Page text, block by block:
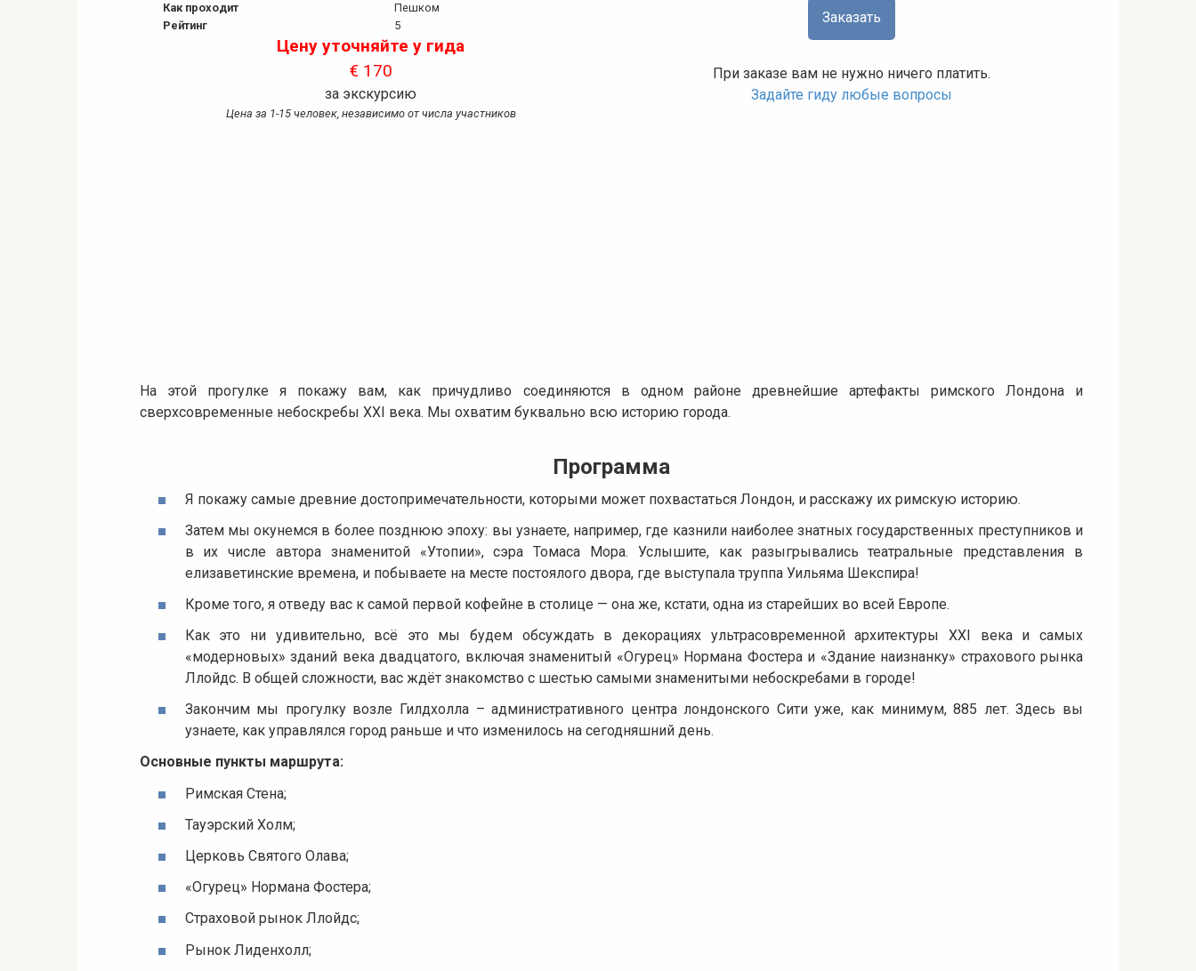
Как проходит
Пешком
Рейтинг
5
Цену уточняйте у гида
€ 170
за экскурсию
Цена за 1-15 человек, независимо от числа участников
Заказать
При заказе вам не нужно ничего платить.
Задайте гиду любые вопросы
На этой прогулке я покажу вам, как причудливо соединяются в одном районе древнейшие артефакты римского Лондона и
сверхсовременные небоскребы XXI века. Мы охватим буквально всю историю города.
Программа
Я покажу самые древние достопримечательности, которыми может похвастаться Лондон, и расскажу их римскую историю.
Затем мы окунемся в более позднюю эпоху: вы узнаете, например, где казнили наиболее знатных государственных преступников и
в их числе автора знаменитой «Утопии», сэра Томаса Мора. Услышите, как разыгрывались театральные представления в
елизаветинские времена, и побываете на месте постоялого двора, где выступала труппа Уильяма Шекспира!
Кроме того, я отведу вас к самой первой кофейне в столице — она же, кстати, одна из старейших во всей Европе.
Как это ни удивительно, всё это мы будем обсуждать в декорациях ультрасовременной архитектурыXXI века и самых
«модерновых» зданий века двадцатого, включая знаменитый «Огурец» Нормана Фостера и «Здание наизнанку» страхового рынка
Ллойдс. В общей сложности, вас ждёт знакомство с шестью самыми знаменитыми небоскребами в городе!
Закончим мы прогулку возле Гилдхолла – административного центра лондонского Сити уже, как минимум, 885 лет. Здесь вы
узнаете, как управлялся город раньше и что изменилось на сегодняшний день.
Основные пункты маршрута:
Римская Стена;
Тауэрский Холм;
Церковь Святого Олава;
«Огурец» Нормана Фостера;
Страховой рынок Ллойдс;
Рынок Лиденхолл;